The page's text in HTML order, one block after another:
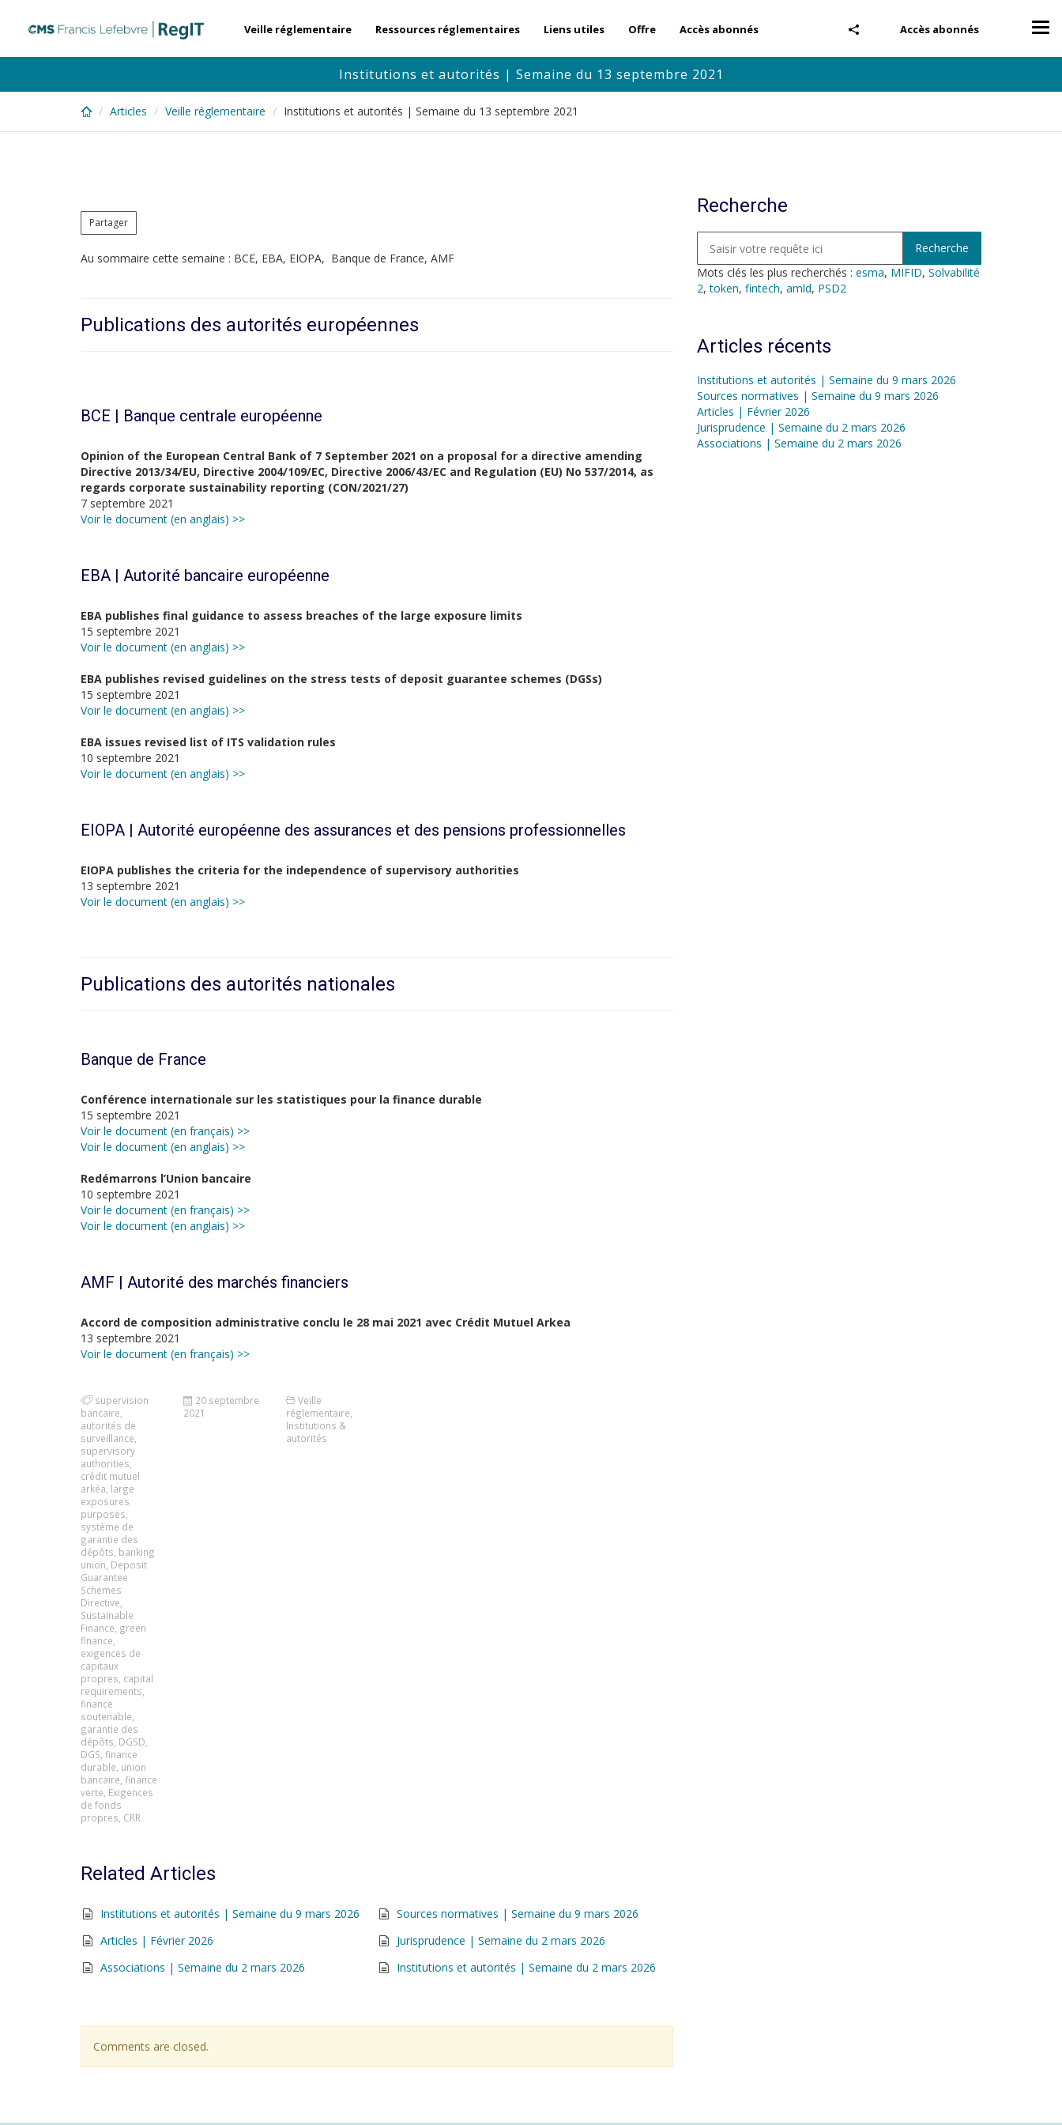
content
Accès abonnés
Veille réglementaire Ressources réglementaires Liens utiles Offre Accès abonnés
Institutions et autorités | Semaine du 13 septembre 2021
Articles Veille réglementaire Institutions et autorités | Semaine du 13 septembre 2021
Partager
Au sommaire cette semaine : BCE, EBA, EIOPA, Banque de France, AMF
Publications des autorités européennes
BCE | Banque centrale européenne
Opinion of the European Central Bank of 7 September 2021 on a proposal for a directive amending
Directive 2013/34/EU, Directive 2004/109/EC, Directive 2006/43/EC and Regulation (EU) No 537/2014, as
regards corporate sustainability reporting (CON/2021/27)
7 septembre 2021
Voir le document (en anglais) >>
EBA | Autorité bancaire européenne
EBA publishes final guidance to assess breaches of the large exposure limits
15 septembre 2021
Voir le document (en anglais) >>
EBA publishes revised guidelines on the stress tests of deposit guarantee schemes (DGSs)
15 septembre 2021
Voir le document (en anglais) >>
EBA issues revised list of ITS validation rules
10 septembre 2021
Voir le document (en anglais) >>
EIOPA | Autorité européenne des assurances et des pensions professionnelles
EIOPA publishes the criteria for the independence of supervisory authorities
13 septembre 2021
Voir le document (en anglais) >>
Publications des autorités nationales
Banque de France
Conférence internationale sur les statistiques pour la finance durable
15 septembre 2021
Voir le document (en français) >>
Voir le document (en anglais) >>
Redémarrons l’Union bancaire
10 septembre 2021
Voir le document (en français) >>
Voir le document (en anglais) >>
AMF | Autorité des marchés financiers
Accord de composition administrative conclu le 28 mai 2021 avec Crédit Mutuel Arkea
13 septembre 2021
Voir le document (en français) >>
supervision
bancaire
autorités de
surveillance
supervisory
authorities
crédit mutuel
arkéa large
exposures
purposes
système de
garantie des
dépôts banking
union Deposit
Guarantee
Schemes
Directive
Sustainable
Finance green
finance
exigences de
capitaux
propres capital
requirements
finance
soutenable
garantie des
dépôts DGSD
DGS finance
durable union
bancaire finance
verte Exigences
de fonds
propres CRR
20 septembre
2021
Veille
réglementaire
Institutions &
autorités
Related Articles
Institutions et autorités | Semaine du 9 mars 2026
Sources normatives | Semaine du 9 mars 2026
Articles | Février 2026
Jurisprudence | Semaine du 2 mars 2026
Associations | Semaine du 2 mars 2026
Institutions et autorités | Semaine du 2 mars 2026
Comments are closed.
Recherche
Mots clés les plus recherchés : esma, MIFID, Solvabilité
2,token, fintech, amld, PSD2
Articles récents
Institutions et autorités | Semaine du 9 mars 2026
Sources normatives | Semaine du 9 mars 2026
Articles | Février 2026
Jurisprudence | Semaine du 2 mars 2026
Associations | Semaine du 2 mars 2026